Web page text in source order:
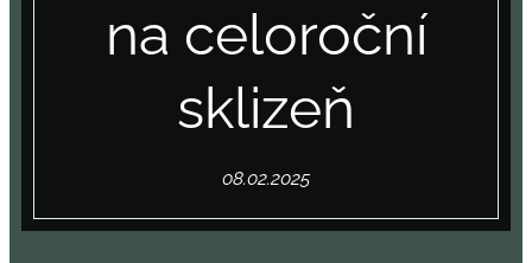
na celoroční
sklizeň
08.02.2025